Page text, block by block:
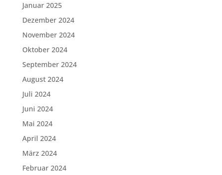
Januar 2025
Dezember 2024
November 2024
Oktober 2024
September 2024
August 2024
Juli 2024
Juni 2024
Mai 2024
April 2024
März 2024
Februar 2024